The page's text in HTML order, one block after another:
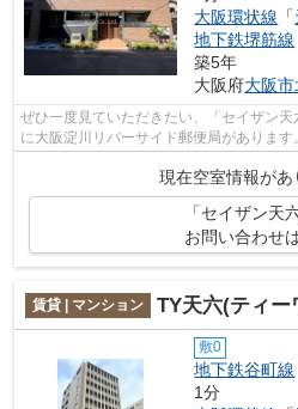
大阪環状線 「
地下鉄堺筋線
築5年
大阪府大阪
ぜひ一度見ていただきたい、「セイザン
に大阪淀川リバーサイド郵便局があります
物件です。目的地別に駅を選べる3駅以上...
現在空室情報があ
「セイザン天
お問い合わせ
賃貸 | マンション TY天六(ティー
敷0
地下鉄谷町線
1分